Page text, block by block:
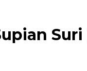
Suri